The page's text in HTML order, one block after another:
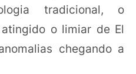
tradicional, o
o limiar de El
chegando a